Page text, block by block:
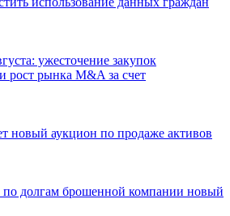
ужесточение закупок
рост рынка M&A за счет
новый аукцион по продаже активов
по долгам брошенной компании новый